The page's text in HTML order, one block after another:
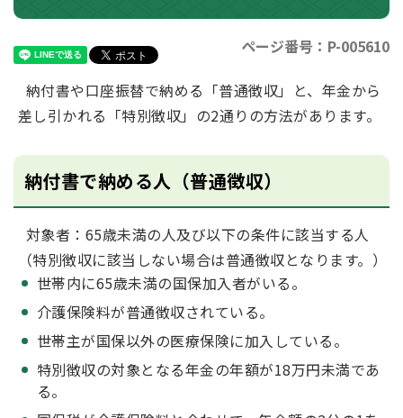
ページ番号：P-005610
納付書や口座振替で納める「普通徴収」と、年金から
差し引かれる「特別徴収」の2通りの方法があります。
納付書で納める人（普通徴収）
対象者：65歳未満の人及び以下の条件に該当する人
（特別徴収に該当しない場合は普通徴収となります。）
世帯内に65歳未満の国保加入者がいる。
介護保険料が普通徴収されている。
世帯主が国保以外の医療保険に加入している。
特別徴収の対象となる年金の年額が18万円未満であ
る。